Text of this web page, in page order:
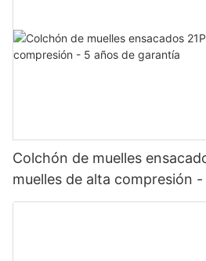
Colchón de muelles
muelles de alta compresión